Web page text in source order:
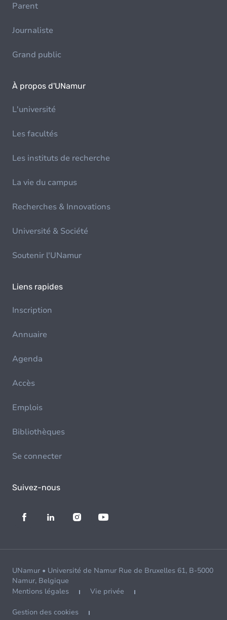
Parent
Journaliste
Grand public
À propos d'UNamur
L'université
Les facultés
Les instituts de recherche
La vie du campus
Recherches & Innovations
Université & Société
Soutenir l'UNamur
Liens rapides
Inscription
Annuaire
Agenda
Accès
Emplois
Bibliothèques
Se connecter
Suivez-nous
UNamur • Université de Namur Rue de Bruxelles 61, B-5000
Namur, Belgique
Mentions légales
Vie privée
Gestion des cookies